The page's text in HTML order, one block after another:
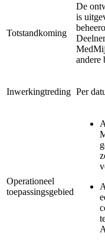
Totstandkoming
De
is
andere
Inwerkingtreding Per
Operationeel
toepassingsgebied